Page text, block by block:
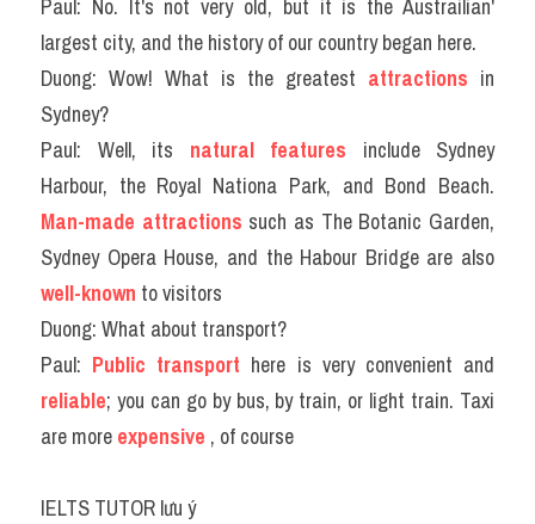
Paul: No. It's not very old, but it is the Austrailian'
largest city, and the history of our country began here.
Duong: Wow! What is the greatest attractions in
Sydney?
Paul: Well, its natural features include Sydney
Man-made attractions such as The Botanic Garden,
well-known to visitors
Duong: What about transport?
Paul: Public transport
reliable; you can go by bus, by train, or light train. Taxi
are more expensive , of course
IELTS TUTOR lưu ý